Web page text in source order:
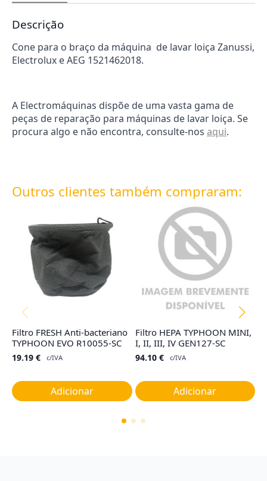
Descrição
Cone para o braço da máquina de lavar loiça Zanussi,
Electrolux e AEG 1521462018.
A Electromáquinas dispõe de uma vasta gama de
peças de reparação para máquinas de lavar loiça. Se
procura algo e não encontra, consulte-nos aqui.
Outros clientes também compraram:
Filtro FRESH Anti-bacteriano
TYPHOON EVO R10055-SC
19.19 € c/IVA
Adicionar
Filtro HEPA TYPHOON MINI,
I, II, III, IV GEN127-SC
94.10 € c/IVA
Adicionar